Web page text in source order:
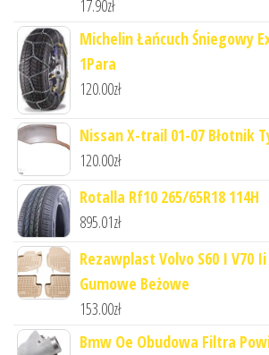
17.90zł
Michelin Łańcuch Śniegowy
1Para
120.00zł
Nissan X-trail 01-07 Błotnik
120.00zł
Rotalla Rf10 265/65R18 114H
895.01zł
Rezawplast Volvo S60 I V70
Gumowe Beżowe
153.00zł
Bmw Oe Obudowa Filtra